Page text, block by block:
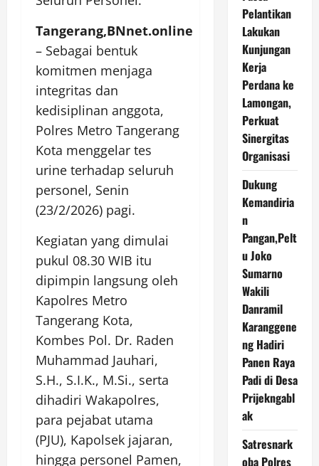
Tangerang,BNnet.online
– Sebagai bentuk
komitmen menjaga
integritas dan
kedisiplinan anggota,
Polres Metro Tangerang
Kota menggelar tes
urine terhadap seluruh
personel, Senin
(23/2/2026) pagi.
Kegiatan yang dimulai
pukul 08.30 WIB itu
dipimpin langsung oleh
Kapolres Metro
Tangerang Kota,
Kombes Pol. Dr. Raden
Muhammad Jauhari,
S.H., S.I.K., M.Si., serta
dihadiri Wakapolres,
para pejabat utama
(PJU), Kapolsek jajaran,
hingga personel Pamen,
Pelantikan
Lakukan
Kunjungan
Kerja
Perdana ke
Lamongan,
Perkuat
Sinergitas
Organisasi
Dukung
Kemandiria
n
Pangan,Pelt
u Joko
Sumarno
Wakili
Danramil
Karanggene
ng Hadiri
Panen Raya
Padi di Desa
Prijekngabl
ak
Satresnark
oba Polres